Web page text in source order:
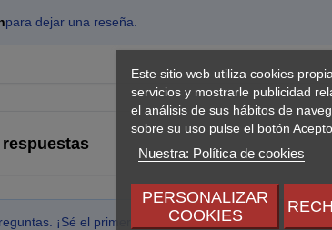
Este sitio web utiliza cookies
servicios y mostrarle publicidad
el análisis de sus hábitos de
sobre su uso pulse el botón Acepto.
Nuestra: Política de cookies
PERSONALIZAR
COOKIES
para dejar una reseña.
¡Sé el primero en preguntar!